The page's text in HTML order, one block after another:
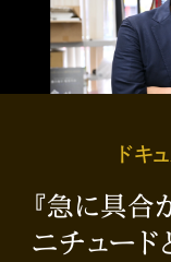
ドキ
『急に具合
ニチュー